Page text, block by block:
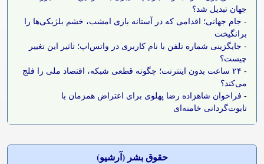
جهان تبدیل شد؟
- جام جهانی؛ اقدامی که در آستانه بازی امشب، خشم بلژیکی‌ها را
برانگیخت
- جایگزینی شماره تلفن با نام کاربری در واتس‌اپ؛ تاثیر این تغییر
چیست؟
-
۲۴ ساعت بدون اینترنت؛ چگونه قطعی شبکه، اقتصاد ملی را فلج
می‌کند؟
- فراخوان شاهزاده رضا پهلوی برای اعتراض همزمان با
تابوت‌گردانی خامنه‌ای
حقوق بشر (آرشيو)